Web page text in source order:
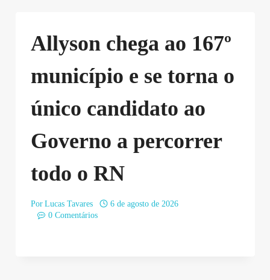
Allyson chega ao 167º
município e se torna o
único candidato ao
Governo a percorrer
todo o RN
Por Lucas Tavares
6 de agosto de 2026
0 Comentários